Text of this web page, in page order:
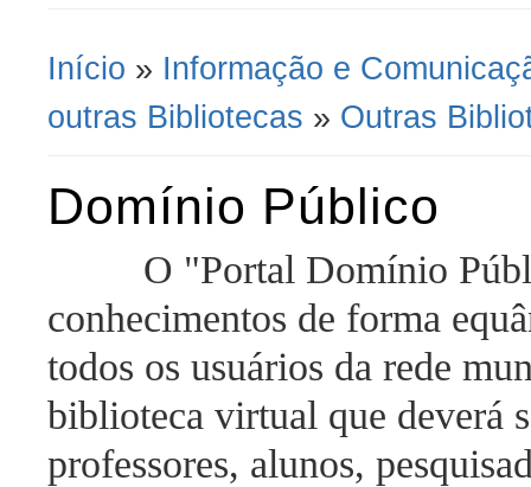
Você Está Aqui
Início » Informação e
outras Bibliotecas » Outras
Domínio Público
O "Portal Domínio
conhecimentos de forma
todos os usuários da rede
biblioteca virtual que deverá
professores, alunos,